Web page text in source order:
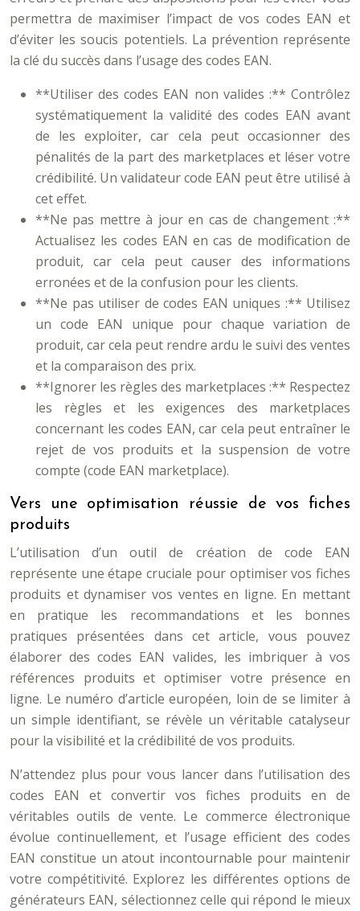
permettra de maximiser l’impact de vos codes EAN et
d’éviter les soucis potentiels. La prévention représente
la clé du succès dans l’usage des codes EAN.
**Utiliser des codes EAN non valides :** Contrôlez
systématiquement la validité des codes EAN avant
de les exploiter, car cela peut occasionner des
pénalités de la part des marketplaces et léser votre
crédibilité. Un validateur code EAN peut être utilisé à
cet effet.
**Ne pas mettre à jour en cas de changement :**
Actualisez les codes EAN en cas de modification de
produit, car cela peut causer des informations
erronées et de la confusion pour les clients.
**Ne pas utiliser de codes EAN uniques :** Utilisez
un code EAN unique pour chaque variation de
produit, car cela peut rendre ardu le suivi des ventes
et la comparaison des prix.
**Ignorer les règles des marketplaces :** Respectez
les règles et les exigences des marketplaces
concernant les codes EAN, car cela peut entraîner le
rejet de vos produits et la suspension de votre
compte (code EAN marketplace).
Vers une optimisation réussie de vos fiches
produits
L’utilisation d’un outil de création de code EAN
représente une étape cruciale pour optimiser vos fiches
produits et dynamiser vos ventes en ligne. En mettant
en pratique les recommandations et les bonnes
pratiques présentées dans cet article, vous pouvez
élaborer des codes EAN valides, les imbriquer à vos
références produits et optimiser votre présence en
ligne. Le numéro d’article européen, loin de se limiter à
un simple identifiant, se révèle un véritable catalyseur
pour la visibilité et la crédibilité de vos produits.
N’attendez plus pour vous lancer dans l’utilisation des
codes EAN et convertir vos fiches produits en de
véritables outils de vente. Le commerce électronique
évolue continuellement, et l’usage efficient des codes
EAN constitue un atout incontournable pour maintenir
votre compétitivité. Explorez les différentes options de
générateurs EAN, sélectionnez celle qui répond le mieux